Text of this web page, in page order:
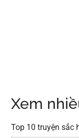
Xem
Top 10 truyện sắc